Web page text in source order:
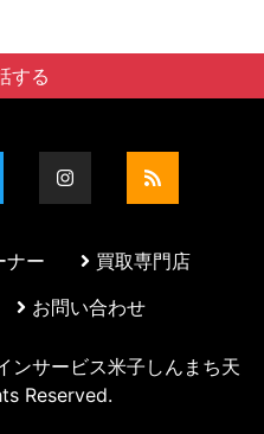
する
ナー
買取専門店
お問い合わせ
ンサービス米子しんまち天
Reserved.